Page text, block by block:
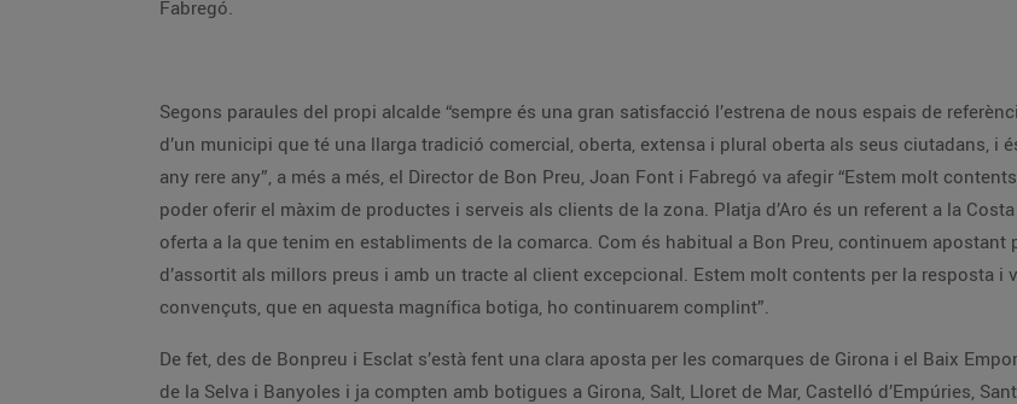
Fabregó.
Segons paraules del propi alcalde “sempre és una gran satisfacció l’estrena de nous espais de referència que amplien, consoliden i complementen l’oferta
d’un municipi que té una llarga tradició comercial, oberta, extensa i plural oberta als seus ciutadans, i és clar, als milers de visitants i turistes que ens visiten
any rere any”, a més a més, el Director de Bon Preu, Joan Font i Fabregó va afegir “Estem molt contents d’obrir un supermercat Esclat a Platja d’Aro, i així
poder oferir el màxim de productes i serveis als clients de la zona. Platja d’Aro és un referent a la Costa Brava i amb aquesta obertura equiparem la nostra
oferta a la que tenim en establiments de la comarca. Com és habitual a Bon Preu, continuem apostant pels productes de proximitat, amb la màxima varietat
d’assortit als millors preus i amb un tracte al client excepcional. Estem molt contents per la resposta i valoració que tenim dels nostres clients i aquí estem
convençuts, que en aquesta magnífica botiga, ho continuarem complint”.
De fet, des de Bonpreu i Esclat s’està fent una clara aposta per les comarques de Girona i el Baix Empordà, on properament obriran un establiment a Cassà
de la Selva i Banyoles i ja compten amb botigues a Girona, Salt, Lloret de Mar, Castelló d’Empúries, Santa Cristina d’Aro, St Feliu de Guíxols, Palamós,